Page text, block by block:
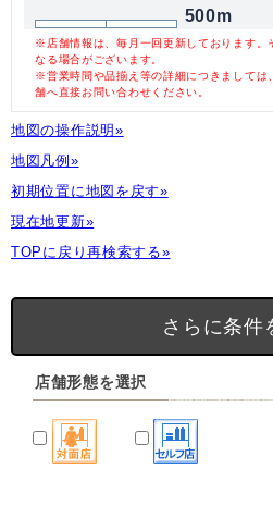
500m
※店舗情報は、毎月一回更新しております。
なる場合がございます。
※営業時間や品揃え等の詳細につきましては
舗へ直接お問い合わせください。
地図の操作説明»
地図凡例»
初期位置に地図を戻す»
現在地更新»
TOPに戻り再検索する»
さらに条件
店舗形態を選択